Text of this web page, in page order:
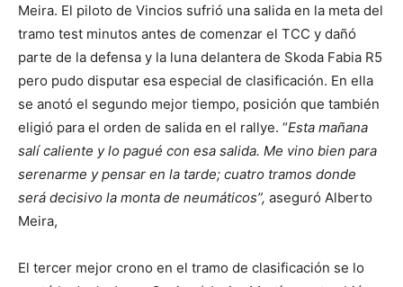
Meira. El piloto de Vincios sufrió una salida en la meta del
tramo test minutos antes de comenzar el TCC y dañó
parte de la defensa y la luna delantera de Skoda Fabia R5
pero pudo disputar esa especial de clasificación. En ella
se anotó el segundo mejor tiempo, posición que también
eligió para el orden de salida en el rallye. “Esta mañana
salí caliente y lo pagué con esa salida. Me vino bien para
serenarme y pensar en la tarde; cuatro tramos donde
será decisivo la monta de neumáticos”, aseguró Alberto
Meira,
El tercer mejor crono en el tramo de clasificación se lo